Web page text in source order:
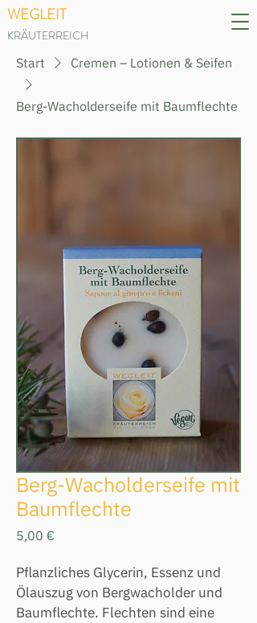
WEGLEIT
KRÄUTERREICH
Start
Cremen – Lotionen & Seifen
Berg-Wacholderseife mit Baumflechte
Berg-Wacholderseife mit
Baumflechte
5,00 €
Pflanzliches Glycerin, Essenz und
Ölauszug von Bergwacholder und
Baumflechte. Flechten sind eine